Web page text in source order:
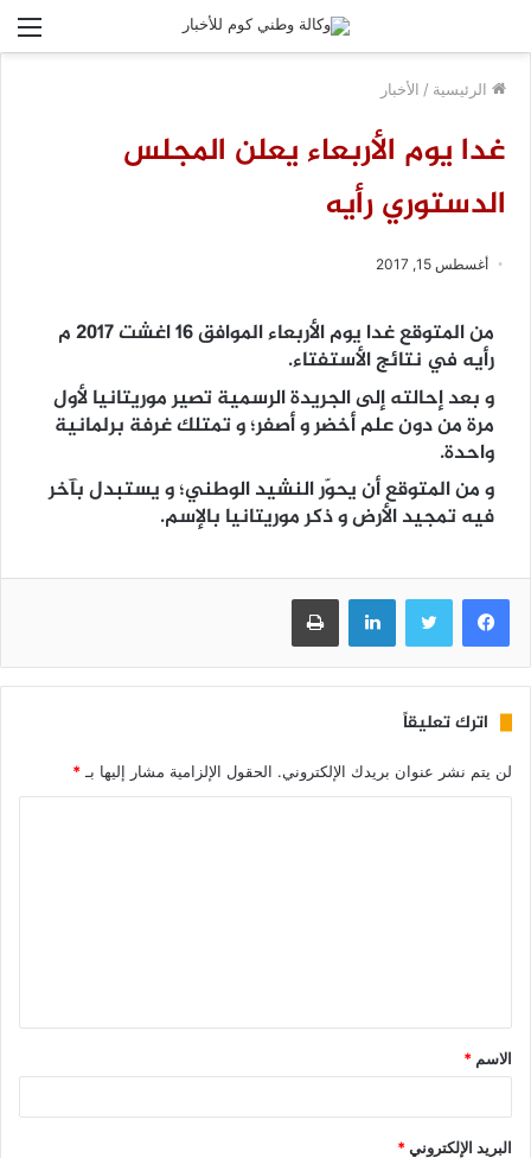
الرئيسية / الأخبار
غدا يوم الأربعاء يعلن المجلس
الدستوري رأيه
أغسطس 15, 2017
من المتوقع غدا يوم الأربعاء الموافق 16 اغشت 2017 م
رأيه في نتائج الأستفتاء.
و بعد إحالته إلى الجريدة الرسمية تصير موريتانيا لأول
مرة من دون علم أخضر و أصفر؛ و تمتلك غرفة برلمانية
واحدة.
و من المتوقع أن يحوّر النشيد الوطني؛ و يستبدل بآخر
فيه تمجيد الأرض و ذكر موريتانيا بالإسم.
فيسبوك تويتر لينكدإن طباعة
اترك تعليقاً
لن يتم نشر عنوان بريدك الإلكتروني. الحقول الإلزامية مشار إليها بـ *
الاسم *
البريد الإلكتروني*